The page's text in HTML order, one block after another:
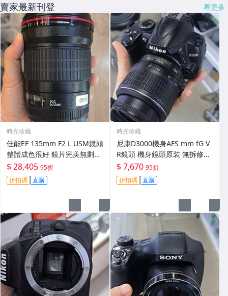
賣家最新刊登 看更多
時光珍藏
佳能EF 135mm F2 L USM鏡頭
整體成色很好 鏡片完美無劃痕
功能一切正常 無拆修無-3430
$ 28,405 95折
折扣碼 直購
時光珍藏
尼康D3000機身AFS mm fG V
R鏡頭 機身鏡頭原裝 無拆修無
翻新 有輕微使用痕跡 鏡頭-34
30
$ 7,670 95折
折扣碼 直購